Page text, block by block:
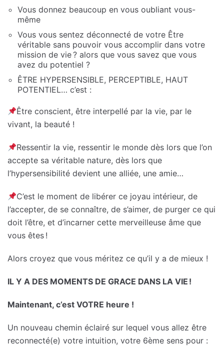
Vous donnez beaucoup en vous oubliant vous-
même
Vous vous sentez déconnecté de votre Être
véritable sans pouvoir vous accomplir dans votre
mission de vie ? alors que vous savez que vous
avez du potentiel ?
ÊTRE HYPERSENSIBLE, PERCEPTIBLE, HAUT
POTENTIEL… c’est :
Être conscient, être interpellé par la vie, par le
vivant, la beauté !
Ressentir la vie, ressentir le monde dès lors que l’on
accepte sa véritable nature, dès lors que
l’hypersensibilité devient une alliée, une amie…
C’est le moment de libérer ce joyau intérieur, de
l’accepter, de se connaître, de s’aimer, de purger ce qui
doit l’être, et d’incarner cette merveilleuse âme que
vous êtes !
Alors croyez que vous méritez ce qu’il y a de mieux !
IL Y A DES MOMENTS DE GRACE DANS LA VIE !
Maintenant, c’est VOTRE heure !
️Un nouveau chemin éclairé sur lequel vous allez être
reconnecté(e) votre intuition, votre 6ème sens pour :